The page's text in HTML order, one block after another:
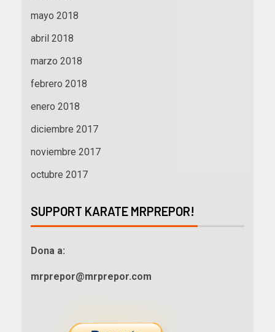
mayo 2018
abril 2018
marzo 2018
febrero 2018
enero 2018
diciembre 2017
noviembre 2017
octubre 2017
SUPPORT KARATE MRPREPOR!
Dona a:
mrprepor@mrprepor.com